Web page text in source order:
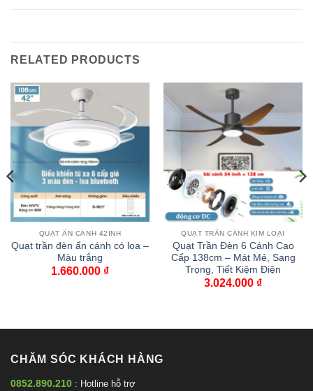
RELATED PRODUCTS
QUẠT ẨN CÁNH 42INH
Quạt trần đèn ẩn cánh có loa –
Màu trắng
1.660.000 ₫
QUẠT TRẦN CÁNH KIM LOẠI
Quạt Trần Đèn 6 Cánh Cao
Cấp 138cm – Mát Mẻ, Sang
Trọng, Tiết Kiệm Điện
3.024.000 ₫
CHĂM SÓC KHÁCH HÀNG
0852.890.210 : Hotline hỗ trợ